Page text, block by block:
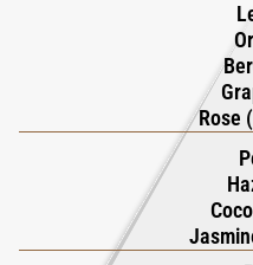
spokojny, promienny i cicho
wybuchu
grejpfrut, bergamotka z
i cytryna Amalfi mienią się
bułgarskiej róży. W sercu
się ze świetlistym jaśminem z
orzechem laskowym z
kokosową ze Sri Lanki. Baza
Rose